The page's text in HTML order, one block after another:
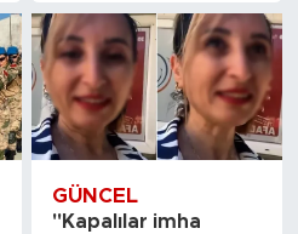
GÜNCEL
"Kapalılar imha